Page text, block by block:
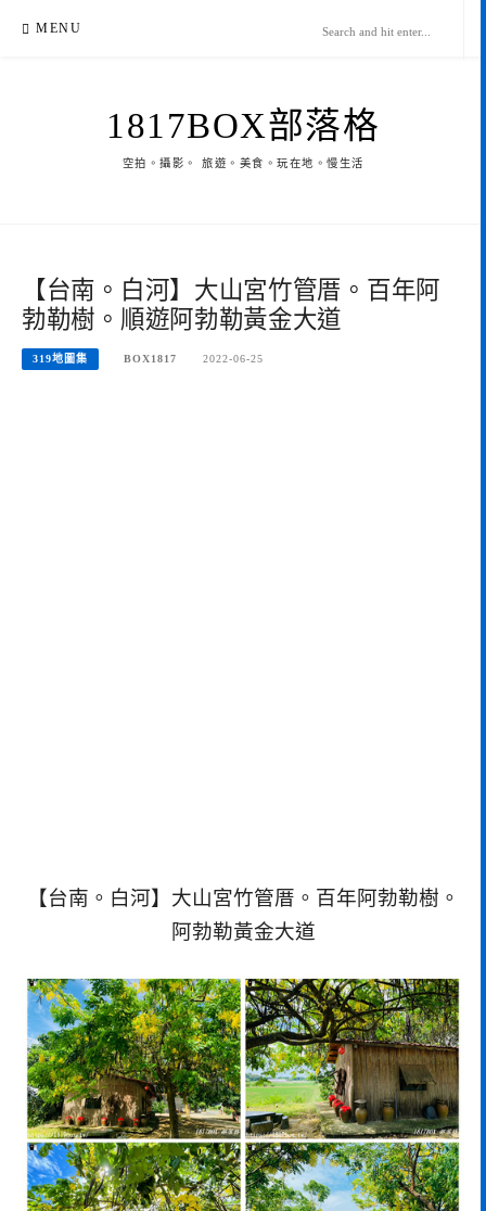
MENU
1817BOX部落格
空拍。攝影。 旅遊。美食。玩在地。慢生活
【台南。白河】大山宮竹管厝。百年阿
勃勒樹。順遊阿勃勒黃金大道
319地圖集 BOX1817 2022-06-25
【台南。白河】大山宮竹管厝。百年阿勃勒樹。
阿勃勒黃金大道